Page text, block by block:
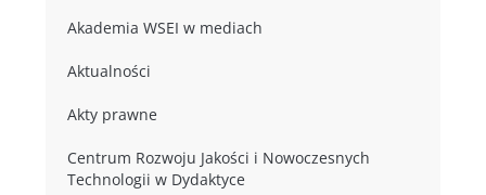
Akademia WSEI w mediach
Aktualności
Akty prawne
Centrum Rozwoju Jakości i Nowoczesnych
Technologii w Dydaktyce